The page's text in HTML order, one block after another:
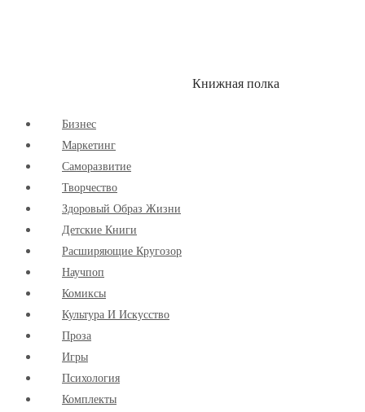
Книжная полка
Бизнес
Маркетинг
Cаморазвитие
Творчество
Здоровый Образ Жизни
Детские Книги
Расширяющие Кругозор
Научпоп
Комиксы
Культура И Искусство
Проза
Игры
Психология
Комплекты